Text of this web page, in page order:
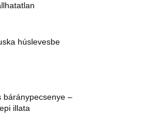
húslevesbe
báránypecsenye –
illata